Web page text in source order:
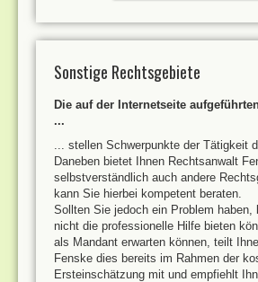
Sonstige Rechtsgebiete
Die auf der Internetseite
...
... stellen Schwerpunkte der Tätigkeit
Daneben bietet Ihnen Rechtsanwalt
selbstverständlich auch andere
kann Sie hierbei kompetent beraten.
Sollten Sie jedoch ein Problem haben,
nicht die professionelle Hilfe bieten
als Mandant erwarten können, teilt
Fenske dies bereits im Rahmen der
Ersteinschätzung mit und empfiehlt